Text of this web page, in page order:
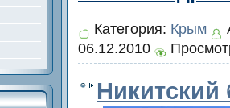
Категория: Крым
06.12.2010
Никитский